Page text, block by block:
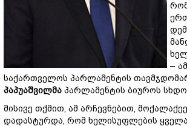
–
საქართველოს პარლამენტის
პაპუაშვილმა პარლამენტის ბიუროს
მისივე თქმით, ამ არჩევნებით,
დადასტურდა, რომ ხელისუფლების